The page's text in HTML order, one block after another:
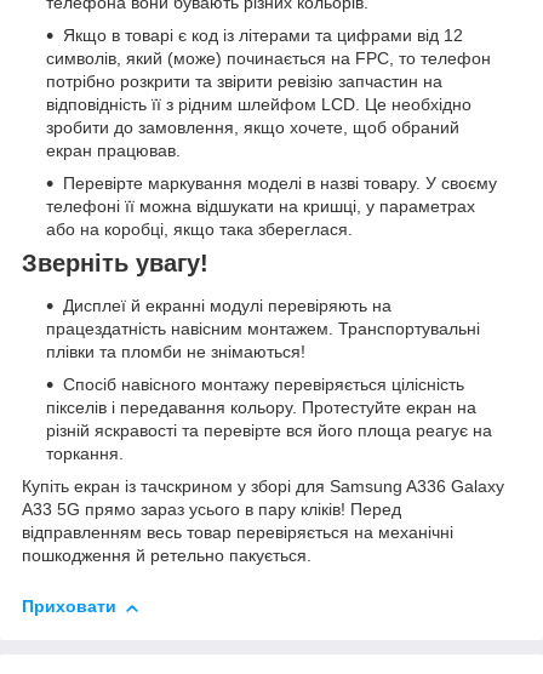
Якщо в товарі є код із літерами та цифрами від 12
символів, який (може) починається на FPC, то телефон
потрібно розкрити та звірити ревізію запчастин на
відповідність її з рідним шлейфом LCD. Це необхідно
зробити до замовлення, якщо хочете, щоб обраний
екран працював.
Перевірте маркування моделі в назві товару. У своєму
телефоні її можна відшукати на кришці, у параметрах
або на коробці, якщо така збереглася.
Зверніть увагу!
Дисплеї й екранні модулі перевіряють на
працездатність навісним монтажем. Транспортувальні
плівки та пломби не знімаються!
Спосіб навісного монтажу перевіряється цілісність
пікселів і передавання кольору. Протестуйте екран на
різній яскравості та перевірте вся його площа реагує на
торкання.
Купіть екран із тачскрином у зборі для Samsung A336 Galaxy
A33 5G прямо зараз усього в пару кліків! Перед
відправленням весь товар перевіряється на механічні
пошкодження й ретельно пакується.
Приховати